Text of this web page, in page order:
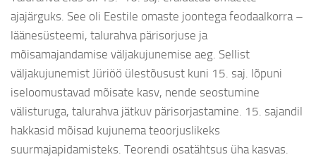
ajajärguks. See oli Eestile omaste joontega feodaalkorra –
läänesüsteemi, talurahva pärisorjuse ja
mõisamajandamise väljakujunemise aeg. Sellist
väljakujunemist Jüriöö ülestõusust kuni 15. saj. lõpuni
iseloomustavad mõisate kasv, nende seostumine
välisturuga, talurahva jätkuv pärisorjastamine. 15. sajandil
hakkasid mõisad kujunema teoorjuslikeks
suurmajapidamisteks. Teorendi osatähtsus üha kasvas.